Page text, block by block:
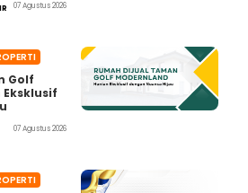
07 Agustus 2026
Golf
07 Agustus 2026